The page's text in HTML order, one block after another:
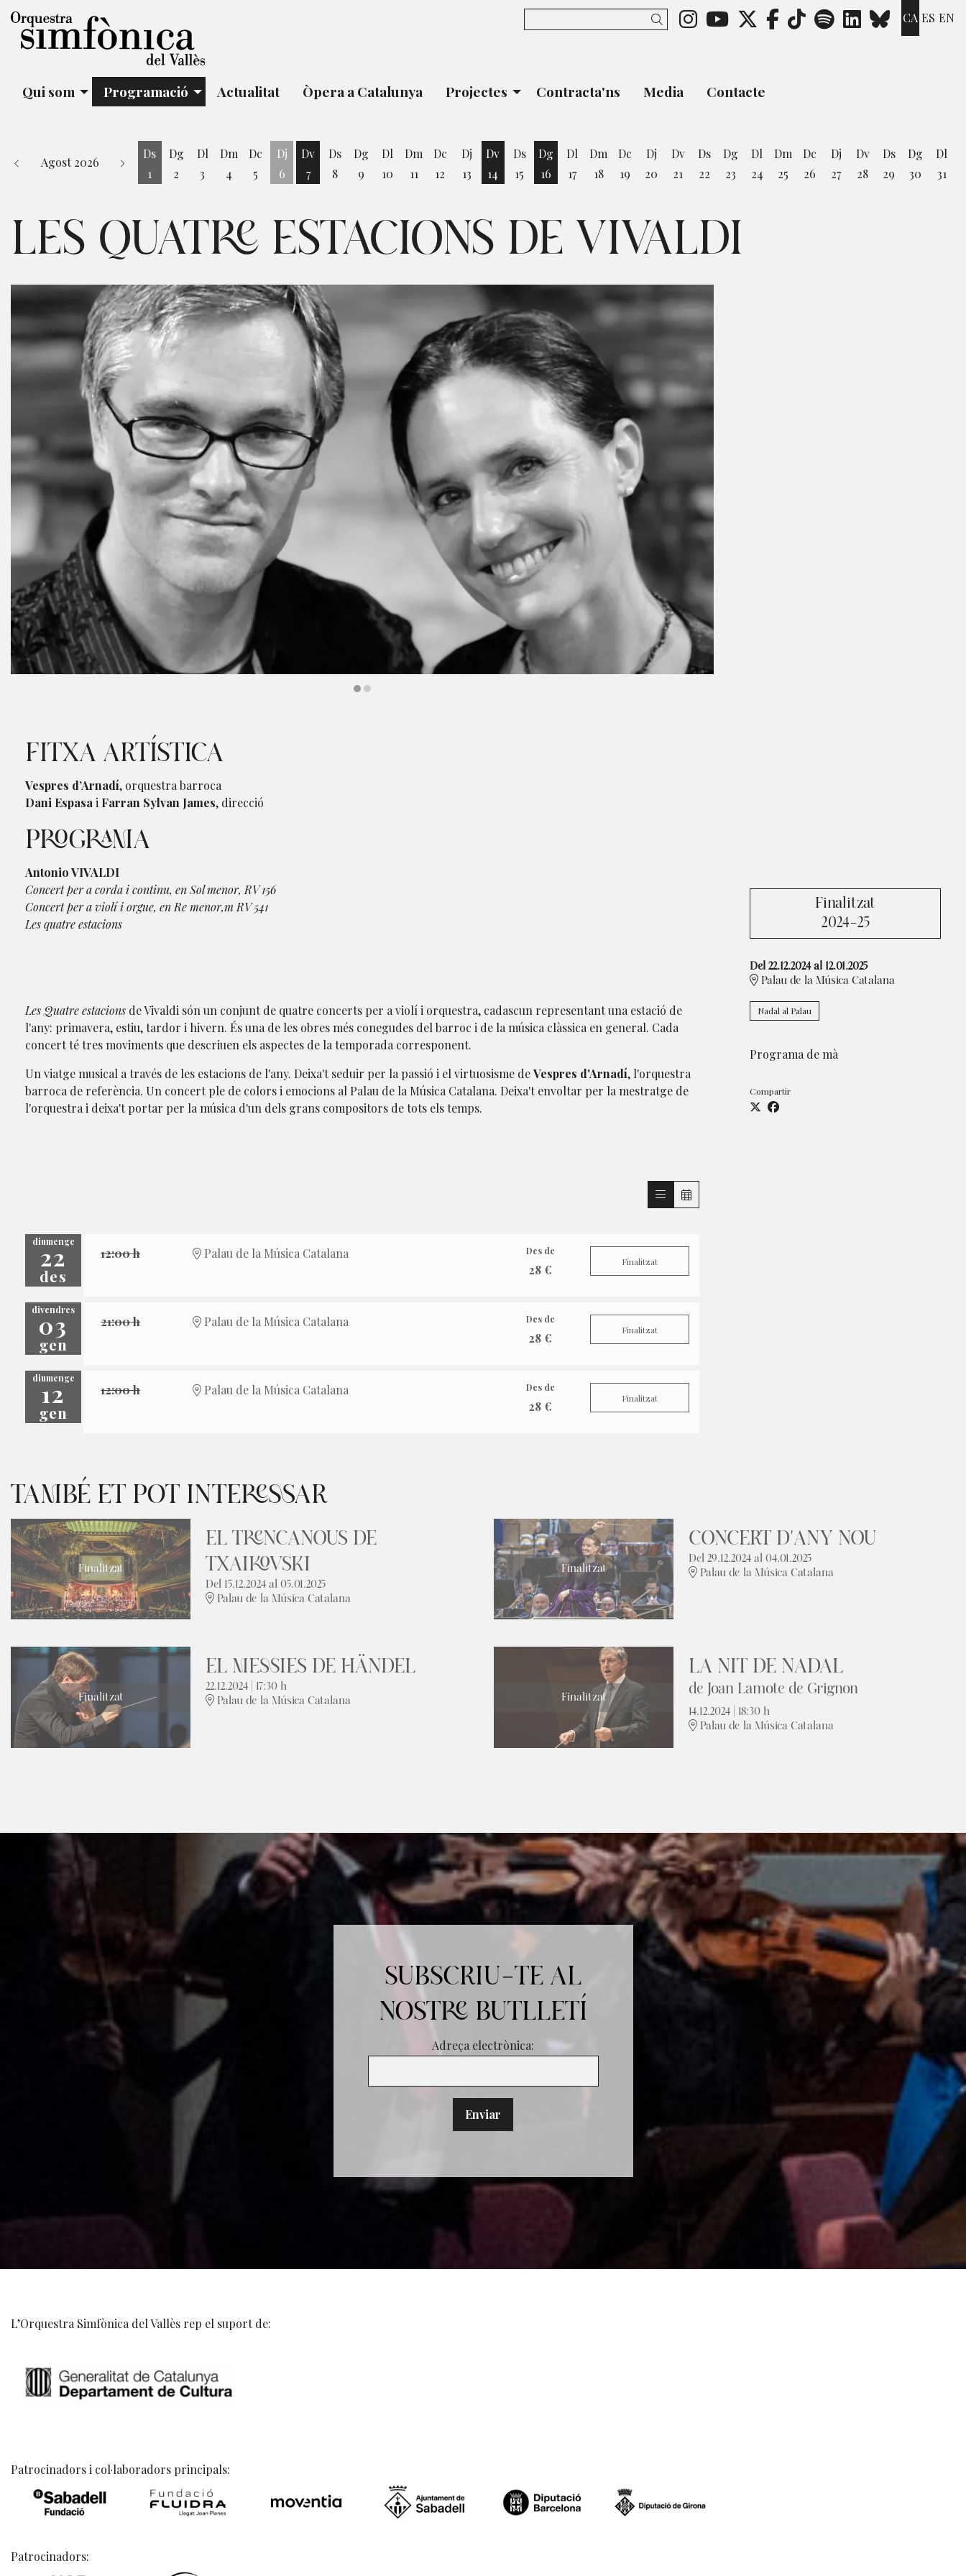
CA ES EN
Link a instagram
Link a youtube
Link a twitter
Link a facebook
Link a ticktok
Link a spotify
Link aLink a
Cercar
Qui som Programació Actualitat Òpera a Catalunya Projectes Contracta'ns Media Contacte
Agost 2026
Ds
1
Dg
2
Dl
3
Dm
4
Dc
5
Dj
6
Dv
7
Ds
8
Dg
9
Dl
10
Dm
11
Dc
12
Dj
13
Dv
14
Ds
15
Dg
16
Dl
17
Dm
18
Dc
19
Dj
20
Dv
21
Ds
22
Dg
23
Dl
24
Dm
25
Dc
26
Dj
27
Dv
28
Ds
29
Dg
30
Dl
31
LES QUATRE ESTACIONS DE VIVALDI
Finalitzat
2024-25
Del 22.12.2024al 12.01.2025
Palau de la Música Catalana
Nadal al Palau
Programa de mà
Compartir
FITXA ARTÍSTICA
Vespres d’Arnadí, orquestra barroca
Dani Espasa i Farran Sylvan James, direcció
PROGRAMA
Antonio VIVALDI
Concert per a corda i continu, en Sol menor, RV 156
Concert per a violí i orgue, en Re menor,m RV 541
Les quatre estacions
Les Quatre estacions de Vivaldi són un conjunt de quatre concerts per a violí i orquestra, cadascun representant una estació de
l'any: primavera, estiu, tardor i hivern. És una de les obres més conegudes del barroc i de la música clàssica en general. Cada
concert té tres moviments que descriuen els aspectes de la temporada corresponent.
Un viatge musical a través de les estacions de l'any. Deixa't seduir per la passió i el virtuosisme deVespres d'Arnadí, l'orquestra
barroca de referència. Un concert ple de colors i emocions al Palau de la Música Catalana. Deixa't envoltar per la mestratge de
l'orquestra i deixa't portar per la música d'un dels grans compositors de tots els temps.
diumenge
22
des
12:00 h Palau de la Música Catalana Des de
28 €
Finalitzat
divendres
03
gen
21:00 h Palau de la Música Catalana Des de
28 €
Finalitzat
diumenge
12
gen
12:00 h Palau de la Música Catalana Des de
28 €
Finalitzat
TAMBÉ ET POT INTERESSAR
Finalitzat
EL TRENCANOUS DE
TXAIKOVSKI
Del 15.12.2024al 05.01.2025
Palau de la Música Catalana
Finalitzat
CONCERT D'ANY NOU
Del 29.12.2024al 04.01.2025
Palau de la Música Catalana
Finalitzat
EL MESSIES DE HÄNDEL
22.12.2024| 17:30 h
Palau de la Música Catalana
Finalitzat
LA NIT DE NADAL
de Joan Lamote de Grignon
14.12.2024| 18:30 h
Palau de la Música Catalana
SUBSCRIU-TE AL
NOSTRE BUTLLETÍ
Adreça electrònica:
L’Orquestra Simfònica del Vallès rep el suport de:
Patrocinadors i col·laboradors principals:
Patrocinadors: